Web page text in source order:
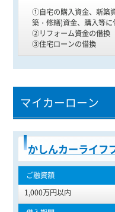
①自宅の購入資金、新築
築・修繕)資金、購入等に
②リフォーム資金の借換
③住宅ローンの借換
マイカーローン
かしんカーライフ
1,000万円以内